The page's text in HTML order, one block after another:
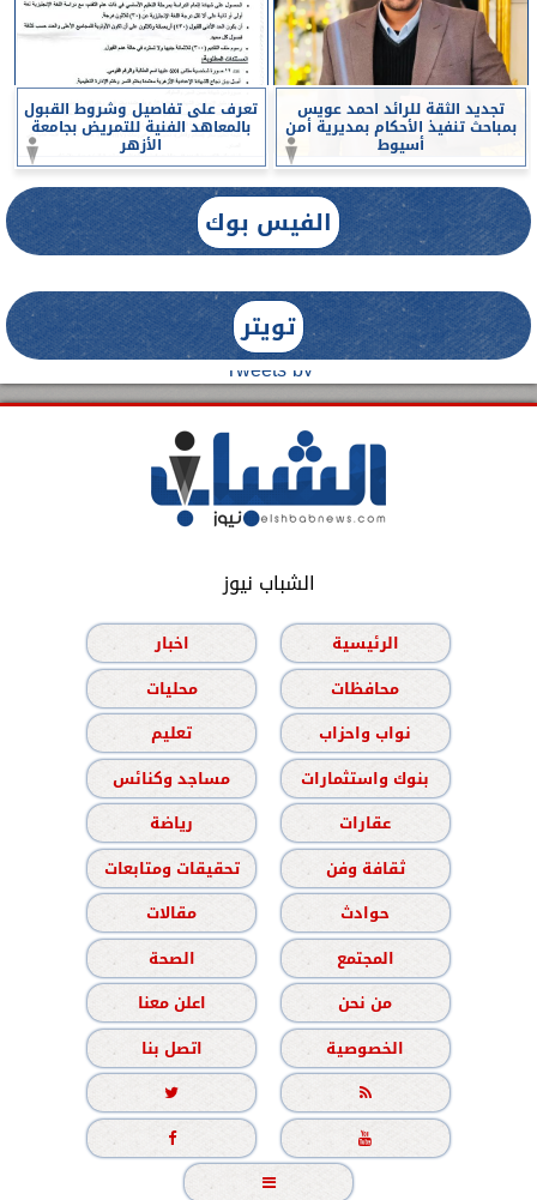
تجديد الثقة للرائد احمد عويس
بمباحث تنفيذ الأحكام بمديرية أمن
أسيوط
تعرف على تفاصيل وشروط القبول
بالمعاهد الفنية للتمريض بجامعة
الأزهر
الفيس بوك
تويتر
Tweets by
الشباب نيوز
الرئيسية
اخبار
محافظات
محليات
نواب واحزاب
تعليم
بنوك واستثمارات
مساجد وكنائس
عقارات
رياضة
ثقافة وفن
تحقيقات ومتابعات
حوادث
مقالات
المجتمع
الصحة
من نحن
اعلن معنا
الخصوصية
اتصل بنا




